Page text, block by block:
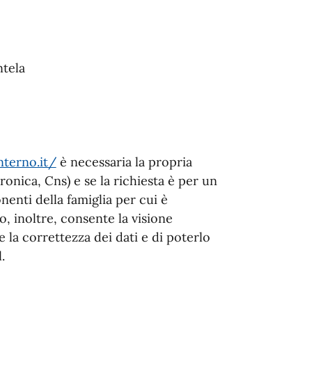
è necessaria la propria
Cns) e se la richiesta è per un
della famiglia per cui è
inoltre, consente la visione
la correttezza dei dati e di poterlo